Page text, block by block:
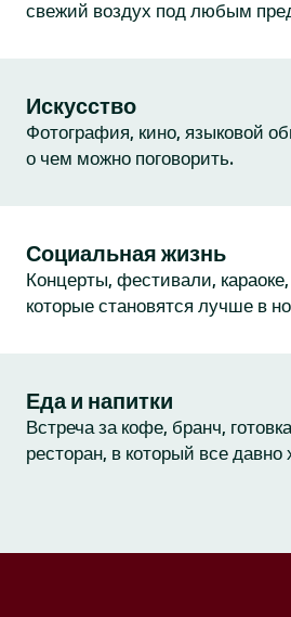
свежий воздух под любым
Искусство
Фотография, кино, языковой
о чем можно поговорить.
Социальная жизнь
Концерты, фестивали,
которые становятся лучше в
Еда и напитки
Встреча за кофе, бранч,
ресторан, в который все давно